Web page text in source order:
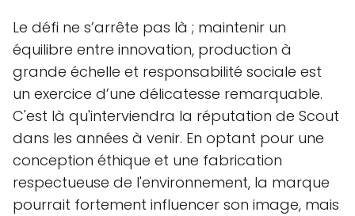
Le défi ne s’arrête pas là ; maintenir un
équilibre entre innovation, production à
grande échelle et responsabilité sociale est
un exercice d’une délicatesse remarquable.
C'est là qu'interviendra la réputation de Scout
dans les années à venir. En optant pour une
conception éthique et une fabrication
respectueuse de l'environnement, la marque
pourrait fortement influencer son image, mais